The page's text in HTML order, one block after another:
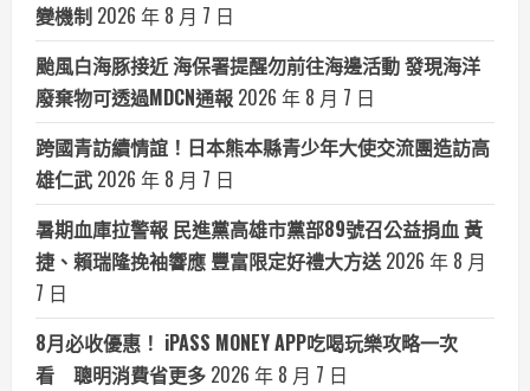
變機制 2026 年 8 月 7 日
颱風白海豚接近 海保署提醒勿前往海邊活動 發現海洋
廢棄物可透過MDCN通報 2026 年 8 月 7 日
跨國青訪續情誼！日本熊本縣青少年大使交流團造訪高
雄仁武 2026 年 8 月 7 日
暑期血庫拉警報 民進黨高雄市黨部89號召公益捐血 黃
捷、賴瑞隆挽袖響應 豐富限定好禮大方送 2026 年 8 月
7 日
8月必收優惠！ iPASS MONEY APP吃喝玩樂攻略一次
看 聰明消費省更多 2026 年 8 月 7 日